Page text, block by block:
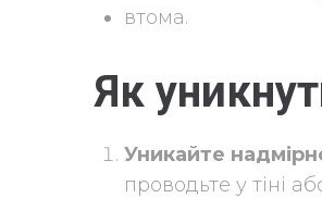
втома.
Як
Уникайте
проводьте у тіні